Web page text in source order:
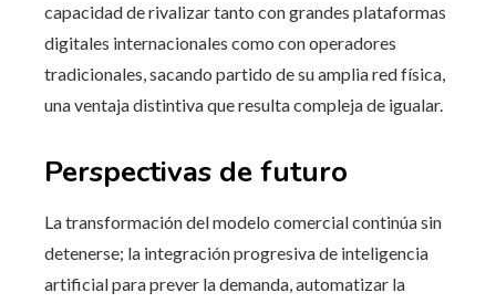
capacidad de rivalizar tanto con grandes plataformas
digitales internacionales como con operadores
tradicionales, sacando partido de su amplia red física,
una ventaja distintiva que resulta compleja de igualar.
Perspectivas de futuro
La transformación del modelo comercial continúa sin
detenerse; la integración progresiva de inteligencia
artificial para prever la demanda, automatizar la